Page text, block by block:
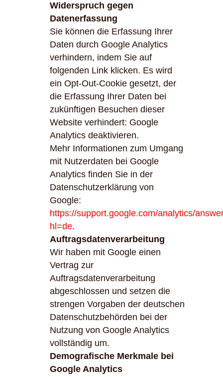
Widerspruch gegen
Datenerfassung
Sie können die Erfassung Ihrer
Daten durch Google Analytics
verhindern, indem Sie auf
folgenden Link klicken. Es wird
ein Opt-Out-Cookie gesetzt, der
die Erfassung Ihrer Daten bei
zukünftigen Besuchen dieser
Website verhindert: Google
Analytics deaktivieren.
Mehr Informationen zum Umgang
mit Nutzerdaten bei Google
Analytics finden Sie in der
Datenschutzerklärung von
Google:
https://support.google.com/analytics/
hl=de.
Auftragsdatenverarbeitung
Wir haben mit Google einen
Vertrag zur
Auftragsdatenverarbeitung
abgeschlossen und setzen die
strengen Vorgaben der deutschen
Datenschutzbehörden bei der
Nutzung von Google Analytics
vollständig um.
Demografische Merkmale bei
Google Analytics